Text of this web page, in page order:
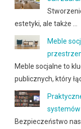
estetyki, ale także …
Meble
Meble socjalne to
publicznych, który
Bezpieczeństwo